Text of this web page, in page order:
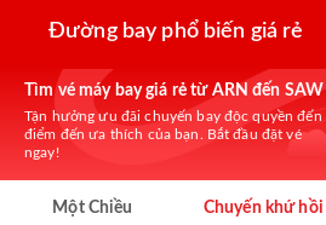
Đường bay phổ biến giá rẻ
Tìm vé máy bay giá rẻ từ ARN đến SAW
Tận hưởng ưu đãi chuyến bay độc quyền đến
điểm đến ưa thích của bạn. Bắt đầu đặt vé
ngay!
Một Chiều Chuyến khứ hồi